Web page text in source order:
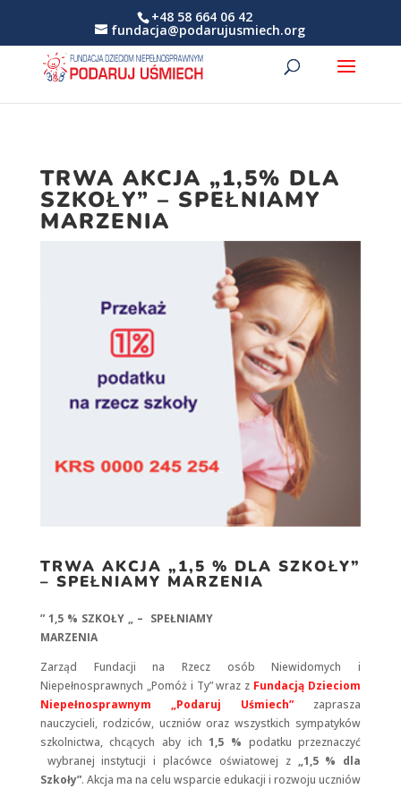
+48 58 664 06 42
fundacja@podarujusmiech.org
TRWA AKCJA „1,5% DLA
SZKOŁY” – SPEŁNIAMY
MARZENIA
TRWA AKCJA „1,5 % DLA SZKOŁY”
– SPEŁNIAMY MARZENIA
” 1,5 % SZKOŁY „ – SPEŁNIAMY
MARZENIA
Zarząd Fundacji na Rzecz osób Niewidomych i
Niepełnosprawnych „Pomóż i Ty” wraz z Fundacją Dzieciom
Niepełnosprawnym „Podaruj Uśmiech” zaprasza
nauczycieli, rodziców, uczniów oraz wszystkich sympatyków
szkolnictwa, chcących aby ich1,5 % podatku przeznaczyć
wybranej instytucji i placówce oświatowej z „1,5 % dla
Szkoły”. Akcja ma na celu wsparcie edukacji i rozwoju uczniów
Konieczne
Te pliki cookie
nie są
opcjonalne. Są
one potrzebne
do
internetowej.
poprawić
i strukturę
strony
internetowej,
na podstawie
tego, jak strona
jest używana.